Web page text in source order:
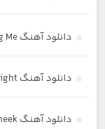
دانلود آهنگ Hug Me کیم تهیونگ
دانلود آهنگ Sweet Night کیم تهیونگ
دانلود آهنگ cheek to cheek کیم تهیونگ